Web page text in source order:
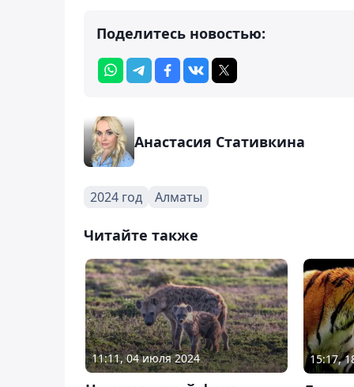
Поделитесь новостью:
Анастасия Стативкина
2024 год Алматы
Читайте также
11:11, 04 июля 2024 15:17,